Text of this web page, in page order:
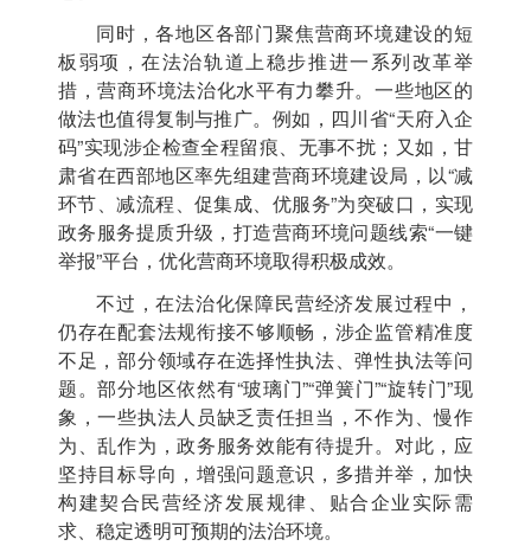
同时，各地区各部门聚焦营商环境建设的短
板弱项，在法治轨道上稳步推进一系列改革举
措，营商环境法治化水平有力攀升。一些地区的
做法也值得复制与推广。例如，四川省“天府入企
码”实现涉企检查全程留痕、无事不扰；又如，甘
肃省在西部地区率先组建营商环境建设局，以“减
环节、减流程、促集成、优服务”为突破口，实现
政务服务提质升级，打造营商环境问题线索“一键
举报”平台，优化营商环境取得积极成效。
不过，在法治化保障民营经济发展过程中，
仍存在配套法规衔接不够顺畅，涉企监管精准度
不足，部分领域存在选择性执法、弹性执法等问
题。部分地区依然有“玻璃门”“弹簧门”“旋转门”现
象，一些执法人员缺乏责任担当，不作为、慢作
为、乱作为，政务服务效能有待提升。对此，应
坚持目标导向，增强问题意识，多措并举，加快
构建契合民营经济发展规律、贴合企业实际需
求、稳定透明可预期的法治环境。